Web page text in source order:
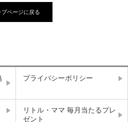
プページに戻る
プライバシーポリシー
リトル・ママ 毎月当たるプレ
ゼント